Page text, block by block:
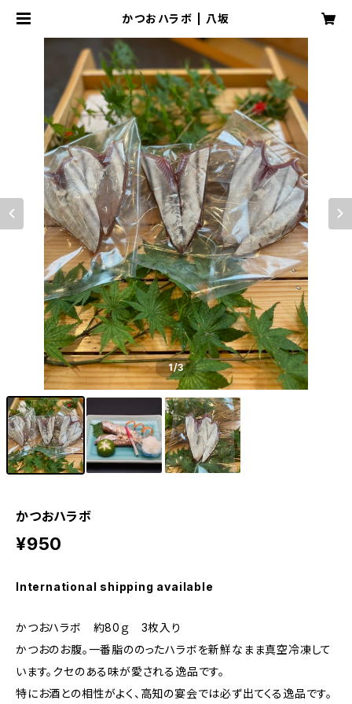
かつおハラボ | 八坂
1/3
かつおハラボ
¥950
International shipping available
かつおハラボ 約80ｇ 3枚入り
かつおのお腹。一番脂ののったハラボを新鮮なまま真空冷凍して
います。クセのある味が愛される逸品です。
特にお酒との相性がよく、高知の宴会では必ず出てくる逸品です。